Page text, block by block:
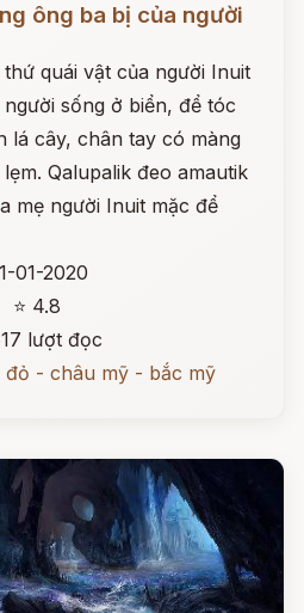
ông ba bị của người
quái vật của người Inuit
sống ở biển, để tóc
lá cây, chân tay có màng
Qalupalik đeo amautik
mẹ người Inuit mặc để
01-2020
⭐ 4.8
lượt đọc
đỏ - châu mỹ - bắc mỹ